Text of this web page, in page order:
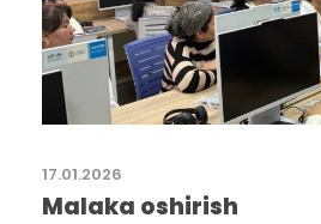
17.01.2026
Malaka oshirish